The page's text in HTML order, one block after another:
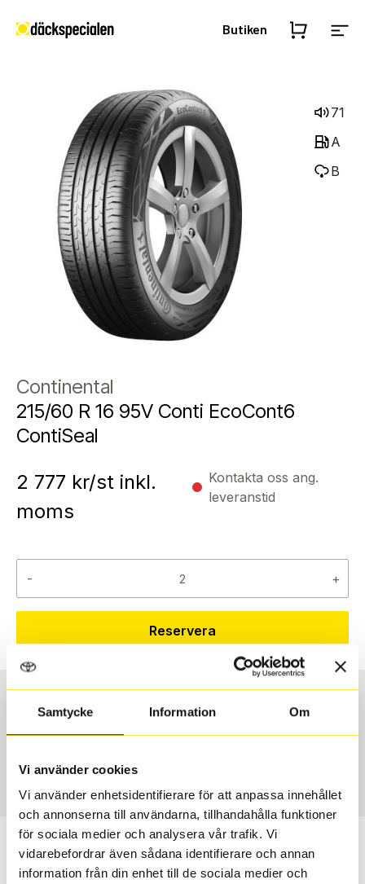
Samtycke Information Om
Vi använder cookies
Vi använder enhetsidentifierare för att anpassa innehållet
och annonserna till användarna, tillhandahålla funktioner
för sociala medier och analysera vår trafik. Vi
vidarebefordrar även sådana identifierare och annan
information från din enhet till de sociala medier och
Butiken
71
A
B
Continental
215/60 R 16 95V Conti EcoCont6
ContiSeal
2 777 kr/st inkl.
moms
Kontakta oss ang.
leveranstid
- +
Reservera
Däcktyp
Sommar
Däckstorlek
215/60 R 16 95V
3200
Passar detta däck min bil?